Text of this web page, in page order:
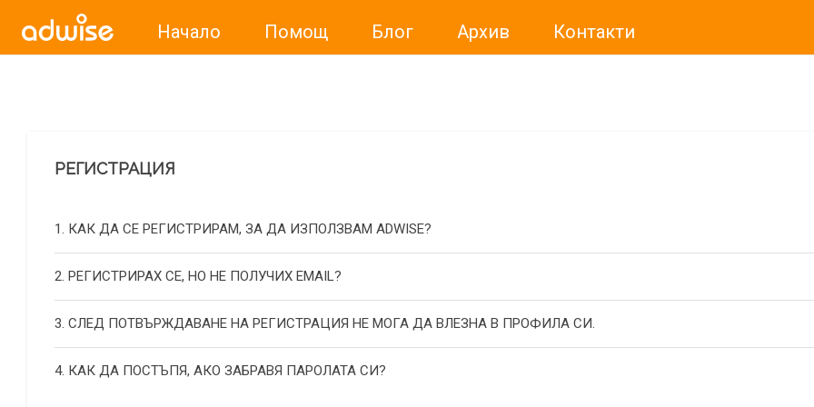
Начало Помощ Блог Архив Контакти
РЕГИСТРАЦИЯ
1. КАК ДА СЕ РЕГИСТРИРАМ, ЗА ДА ИЗПОЛЗВАМ ADWISE?
2. РЕГИСТРИРАХ СЕ, НО НЕ ПОЛУЧИХ EMAIL?
3. СЛЕД ПОТВЪРЖДАВАНЕ НА РЕГИСТРАЦИЯ НЕ МОГА ДА ВЛЕЗНА В ПРОФИЛА СИ.
4. КАК ДА ПОСТЪПЯ, АКО ЗАБРАВЯ ПАРОЛАТА СИ?